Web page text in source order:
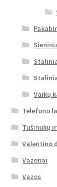
Vaikų
Telefono
Tušinukų
Valentino
Vazonai
Vazos